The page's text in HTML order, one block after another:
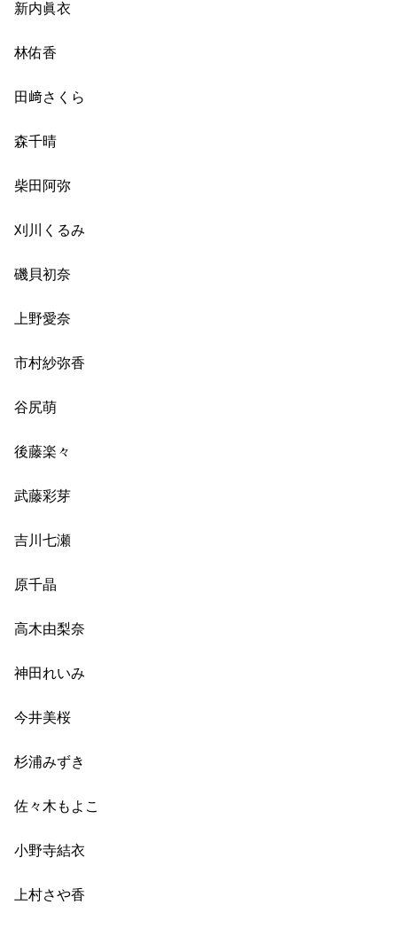
新内眞衣
林佑香
田﨑さくら
森千晴
柴田阿弥
刈川くるみ
磯貝初奈
上野愛奈
市村紗弥香
谷尻萌
後藤楽々
武藤彩芽
吉川七瀬
原千晶
高木由梨奈
神田れいみ
今井美桜
杉浦みずき
佐々木もよこ
小野寺結衣
上村さや香